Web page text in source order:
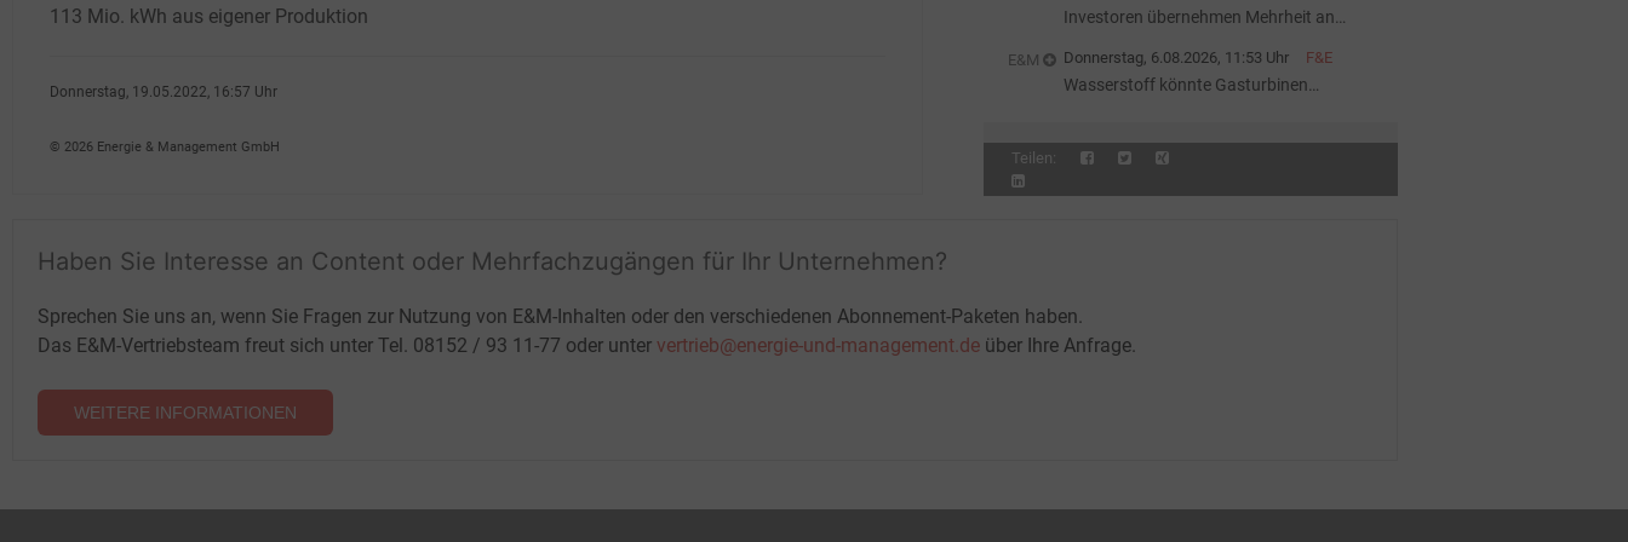
113 Mio. kWh aus eigener Produktion
Donnerstag, 19.05.2022, 16:57 Uhr
© 2026 Energie & Management GmbH
Investoren übernehmen Mehrheit an
E&M Donnerstag, 6.08.2026, 11:53 Uhr F&E
Wasserstoff könnte Gasturbinen
Teilen:
Haben Sie Interesse an Content oder Mehrfachzugängen für Ihr Unternehmen?
Sprechen Sie uns an, wenn Sie Fragen zur Nutzung von E&M-Inhalten oder den verschiedenen Abonnement-Paketen haben.
Das E&M-Vertriebsteam freut sich unter Tel. 08152 / 93 11-77 oder unter vertrieb@energie-und-management.de über Ihre Anfrage.
WEITERE INFORMATIONEN